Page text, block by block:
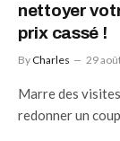
nettoyer
prix cassé !
By Charles 29
Marre des
redonner un